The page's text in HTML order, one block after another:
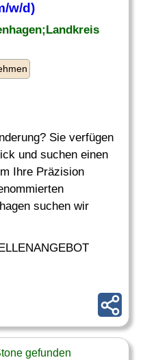
w/d)
Sie verfügen
und suchen einen
Ihre Präzision
suchen wir
gefunden